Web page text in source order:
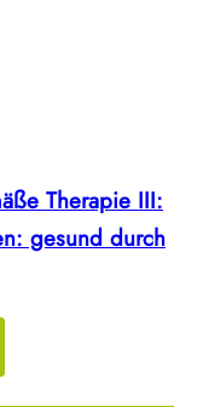
Therapie III:
gesund durch